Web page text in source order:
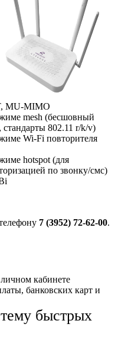
MU-MIMO
mesh (бесшовный
802.11 r/k/v)
Wi-Fi повторителя
hotspot (для
по звонку/смс)
7 (3952) 72-62-00.
кабинете
банковских карт и
быстрых